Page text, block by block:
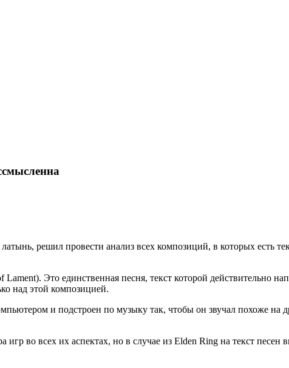
решил провести анализ всех композиций, в которых есть
Это единственная песня, текст которой действительно
над этой композицией.
и подстроен по музыку так, чтобы он звучал похоже
во всех их аспектах, но в случае из Elden Ring на текст песен